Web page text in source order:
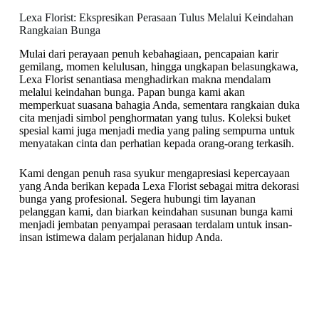
Lexa Florist: Ekspresikan Perasaan Tulus Melalui Keindahan
Rangkaian Bunga
Mulai dari perayaan penuh kebahagiaan, pencapaian karir
gemilang, momen kelulusan, hingga ungkapan belasungkawa,
Lexa Florist senantiasa menghadirkan makna mendalam
melalui keindahan bunga. Papan bunga kami akan
memperkuat suasana bahagia Anda, sementara rangkaian duka
cita menjadi simbol penghormatan yang tulus. Koleksi buket
spesial kami juga menjadi media yang paling sempurna untuk
menyatakan cinta dan perhatian kepada orang-orang terkasih.
Kami dengan penuh rasa syukur mengapresiasi kepercayaan
yang Anda berikan kepada Lexa Florist sebagai mitra dekorasi
bunga yang profesional. Segera hubungi tim layanan
pelanggan kami, dan biarkan keindahan susunan bunga kami
menjadi jembatan penyampai perasaan terdalam untuk insan-
insan istimewa dalam perjalanan hidup Anda.